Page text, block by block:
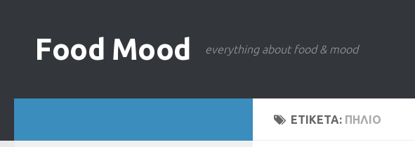
Food Mood everything about food & mood
ΕΤΙΚΕΤΑ: ΠΗΛΙΟ